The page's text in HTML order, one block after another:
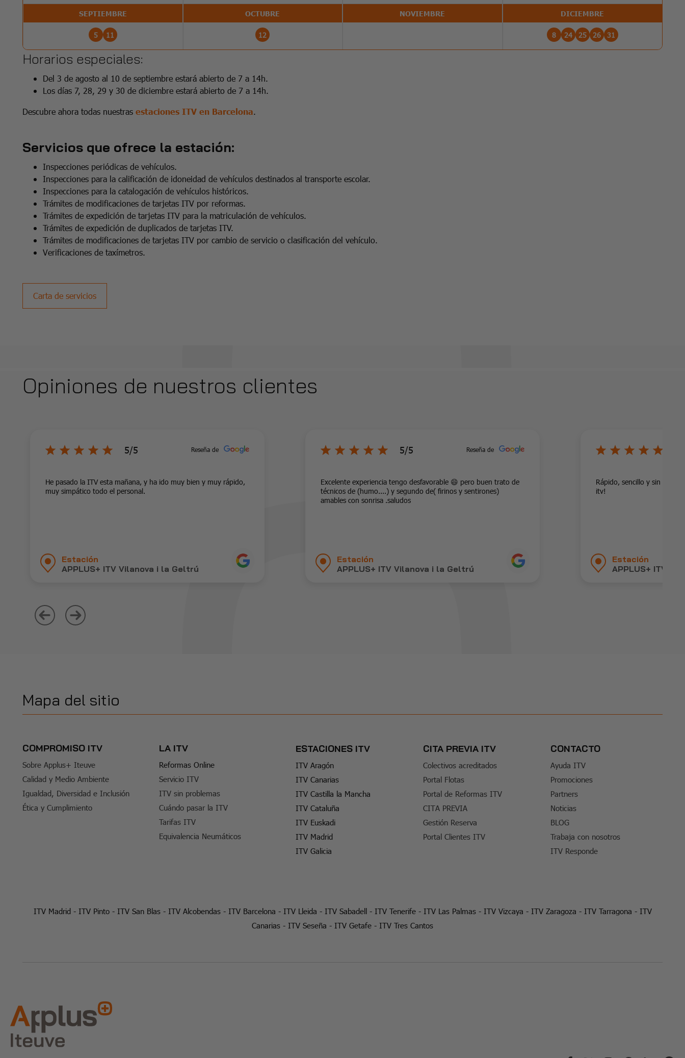
SEPTIEMBRE
5 11
OCTUBRE
12
NOVIEMBRE DICIEMBRE
8 24 25 26 31
Horarios especiales:
Del 3 de agosto al 10 de septiembre estará abierto de 7 a 14h.
Los días 7, 28, 29 y 30 de diciembre estará abierto de 7 a 14h.
Descubre ahora todas nuestras estaciones ITV en Barcelona.
Servicios que ofrece la estación:
Inspecciones periódicas de vehículos.
Inspecciones para la calificación de idoneidad de vehículos destinados al transporte escolar.
Inspecciones para la catalogación de vehículos históricos.
Trámites de modificaciones de tarjetas ITV por reformas.
Trámites de expedición de tarjetas ITV para la matriculación de vehículos.
Trámites de expedición de duplicados de tarjetas ITV.
Trámites de modificaciones de tarjetas ITV por cambio de servicio o clasificación del vehículo.
Verificaciones de taxímetros.
Carta de servicios
Opiniones de nuestros clientes
5/5 Reseña de
He pasado la ITV esta mañana, y ha ido muy bien y muy rápido,
muy simpático todo el personal.
Estación
APPLUS+ ITV Vilanova i la Geltrú
5/5 Reseña de
Excelente experiencia tengo desfavorable 😄 pero buen trato de
técnicos de (humo....) y segundo de( firinos y sentirones)
amables con sonrisa .saludos
Estación
APPLUS+ ITV Vilanova i la Geltrú
Rápido, sencillo y sin
itv!
Estación
APPLUS+ ITV
Mapa del sitio
COMPROMISO ITV
Sobre Applus+ Iteuve
Calidad y Medio Ambiente
Igualdad, Diversidad e Inclusión
Ética y Cumplimiento
LA ITV
Reformas Online
Servicio ITV
ITV sin problemas
Cuándo pasar la ITV
Tarifas ITV
Equivalencia Neumáticos
ESTACIONES ITV
ITV Aragón
ITV Canarias
ITV Castilla la Mancha
ITV Cataluña
ITV Euskadi
ITV Madrid
ITV Galicia
CITA PREVIA ITV
Colectivos acreditados
Portal Flotas
Portal de Reformas ITV
CITA PREVIA
Gestión Reserva
Portal Clientes ITV
CONTACTO
Ayuda ITV
Promociones
Partners
Noticias
BLOG
Trabaja con nosotros
ITV Responde
ITV Madrid- ITV Pinto- ITV San Blas- ITV Alcobendas- ITV Barcelona - ITV Lleida - ITV Sabadell- ITV Tenerife- ITV Las Palmas- ITV Vizcaya - ITV Zaragoza - ITV Tarragona - ITV
Canarias - ITV Seseña - ITV Getafe - ITV Tres Cantos